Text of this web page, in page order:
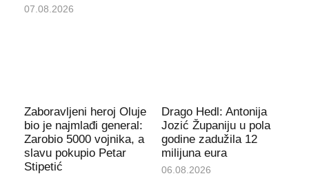
07.08.2026
Zaboravljeni heroj Oluje
bio je najmlađi general:
Zarobio 5000 vojnika, a
slavu pokupio Petar
Stipetić
Drago Hedl: Antonija
Jozić Županiju u pola
godine zadužila 12
milijuna eura
06.08.2026